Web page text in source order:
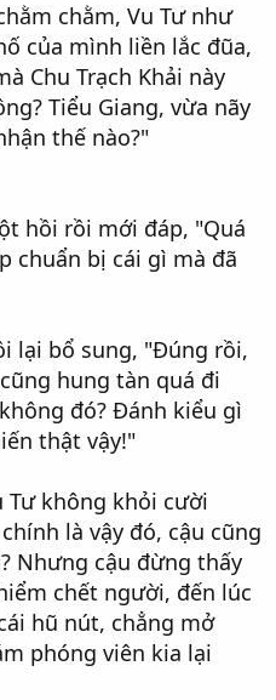
chằm, Vu Tư như
của mình liền lắc đũa,
Chu Trạch Khải này
Tiểu Giang, vừa nãy
thế nào?"
hồi rồi mới đáp, "Quá
chuẩn bị cái gì mà đã
lại bổ sung, "Đúng rồi,
hung tàn quá đi
đó? Đánh kiểu gì
thật vậy!"
Tư không khỏi cười
là vậy đó, cậu cũng
Nhưng cậu đừng thấy
chết người, đến lúc
hũ nút, chẳng mở
phóng viên kia lại